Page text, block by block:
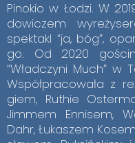
Pi­no­kio w Ło­dzi. W
do­wi­czem
spek­takl “ja, bóg”,
go. Od 2020
“Wład­czy­ni Much” w
Współ­pra­co­wa­ła z
giem, Ru­thie
Jim­mem En­ni­sem,
Dahr, Łu­ka­szem